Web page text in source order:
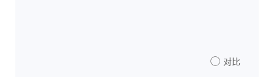
对比